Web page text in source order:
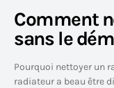
Comment
sans le
Pourquoi nettoyer un
radiateur a beau être